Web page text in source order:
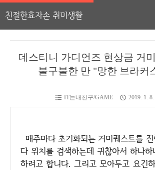
친절한효자손 취미생활
데스티니 가디언즈 현상금 거
불구불한 만 "망한 브라커
IT는내친구/GAME 2019. 1.
매주마다 초기화되는 거미퀘스트를 진행하려 할 때마
다 위치를 검색하는데 귀찮아서 하나
하려고 합니다. 그리고 모아두고 요긴